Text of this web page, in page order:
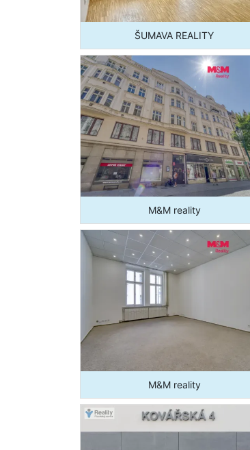
ŠUMAVA REALITY
M&M reality
M&M reality